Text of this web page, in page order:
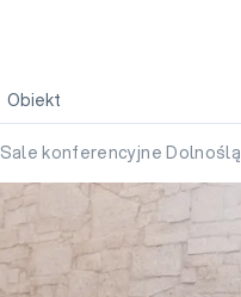
Obiekt
Sale konferencyjne